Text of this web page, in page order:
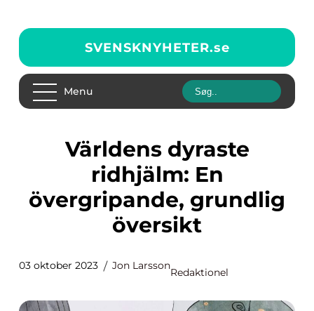
SVENSKNYHETER.se
Menu
Världens dyraste
ridhjälm: En
övergripande, grundlig
översikt
03 oktober 2023 Jon Larsson
Redaktionel